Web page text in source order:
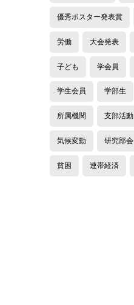
優秀ポスター発表賞
労働 大会発表
子ども 学会員
学生会員 学部生
所属機関 支部活動
気候変動 研究部会
貧困 連帯経済